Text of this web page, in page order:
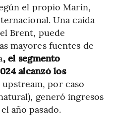
el propio Marín,
Una caída
Brent, puede
mayores fuentes de
, el segmento
alcanzó los
por caso
generó ingresos
año pasado.